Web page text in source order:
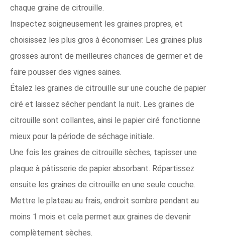
chaque graine de citrouille.
Inspectez soigneusement les graines propres, et
choisissez les plus gros à économiser. Les graines plus
grosses auront de meilleures chances de germer et de
faire pousser des vignes saines.
Étalez les graines de citrouille sur une couche de papier
ciré et laissez sécher pendant la nuit. Les graines de
citrouille sont collantes, ainsi le papier ciré fonctionne
mieux pour la période de séchage initiale.
Une fois les graines de citrouille sèches, tapisser une
plaque à pâtisserie de papier absorbant. Répartissez
ensuite les graines de citrouille en une seule couche.
Mettre le plateau au frais, endroit sombre pendant au
moins 1 mois et cela permet aux graines de devenir
complètement sèches.